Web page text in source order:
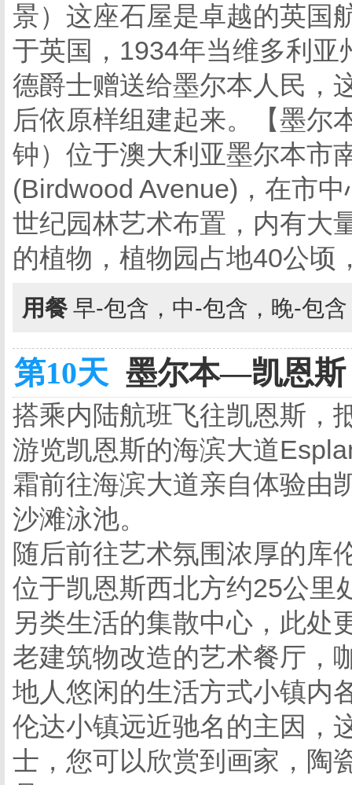
景）这座石屋是卓越的英国
于英国，1934年当维多利
德爵士赠送给墨尔本人民，
后依原样组建起来。【墨尔
钟）位于澳大利亚墨尔本市
(Birdwood Avenue)，在市
世纪园林艺术布置，内有大
的植物，植物园占地40公顷
用餐 早-包含，中-包含，晚-包
第10天 墨尔本—凯恩斯
搭乘内陆航班飞往凯恩斯，
游览凯恩斯的海滨大道
霜前往海滨大道亲自体验由
沙滩泳池。
随后前往艺术氛围浓厚的库
位于凯恩斯西北方约25公里
另类生活的集散中心，此处
老建筑物改造的艺术餐厅，
地人悠闲的生活方式小镇内
伦达小镇远近驰名的主因，
士，您可以欣赏到画家，陶